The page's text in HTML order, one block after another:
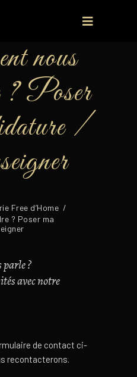
nous
? Poser
/
Free d’Home /
? Poser ma
?
avec notre
de contact ci-
recontacterons.